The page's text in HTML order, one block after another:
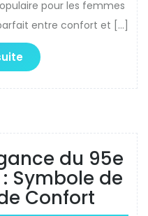
pour les femmes
entre confort et […]
du 95e
Symbole de
Confort